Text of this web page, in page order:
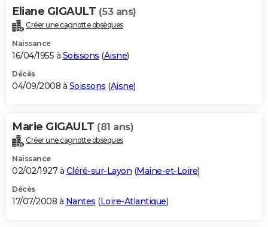
Eliane GIGAULT (53 ans)
Créer une cagnotte obsèques
Naissance
16/04/1955 à Soissons (Aisne)
Décès
04/09/2008 à Soissons (Aisne)
Marie GIGAULT (81 ans)
Créer une cagnotte obsèques
Naissance
02/02/1927 à Cléré-sur-Layon (Maine-et-Loire)
Décès
17/07/2008 à Nantes (Loire-Atlantique)